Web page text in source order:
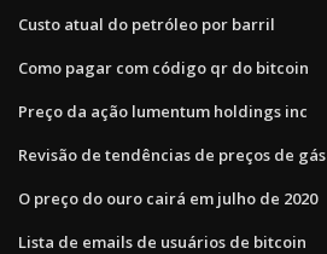
Custo atual do petróleo por barril
Como pagar com código qr do bitcoin
Preço da ação lumentum holdings inc
Revisão de tendências de preços de gás
O preço do ouro cairá em julho de 2020
Lista de emails de usuários de bitcoin